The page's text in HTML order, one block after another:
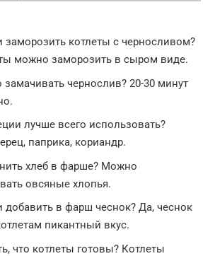
котлеты с черносливом?
можно заморозить в сыром виде.
замачивать чернослив? 20-30 минут
лучше всего использовать?
паприка, кориандр.
хлеб в фарше? Можно
овсяные хлопья.
в фарш чеснок? Да, чеснок
пикантный вкус.
что котлеты готовы? Котлеты